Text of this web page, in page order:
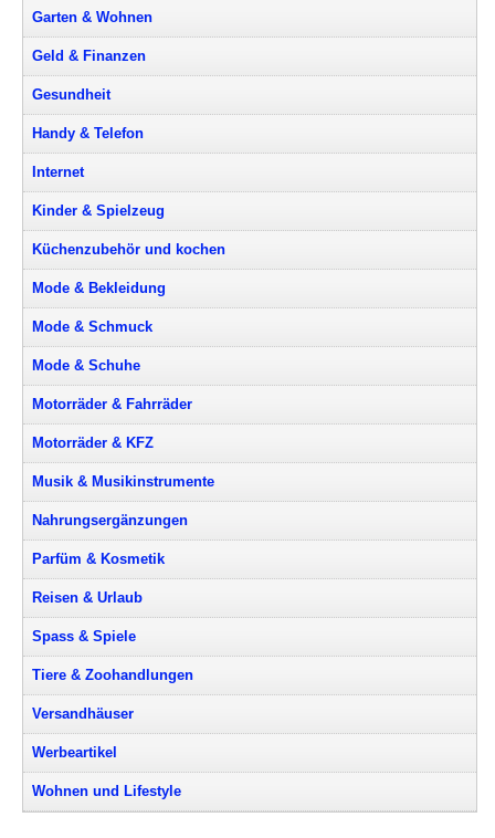
Garten & Wohnen
Geld & Finanzen
Gesundheit
Handy & Telefon
Internet
Kinder & Spielzeug
Küchenzubehör und kochen
Mode & Bekleidung
Mode & Schmuck
Mode & Schuhe
Motorräder & Fahrräder
Motorräder & KFZ
Musik & Musikinstrumente
Nahrungsergänzungen
Parfüm & Kosmetik
Reisen & Urlaub
Spass & Spiele
Tiere & Zoohandlungen
Versandhäuser
Werbeartikel
Wohnen und Lifestyle